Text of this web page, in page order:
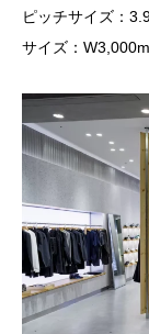
ピッチサイズ：
サイズ：